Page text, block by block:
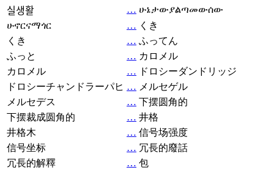
실생활
… ሁኔታውያልጣመውሰው
ሁኖርናማጎር
… くき
くき
… ふってん
ふっと
… カロメル
カロメル
… ドロシーダンドリッジ
ドロシーチャンドラーパヒ … メルセゲル
メルセデス
… 下摆圆角的
下摆裁成圆角的
… 井格
井格木
… 信号场强度
信号坐标
… 冗長的廢話
冗長的解釋
… 包